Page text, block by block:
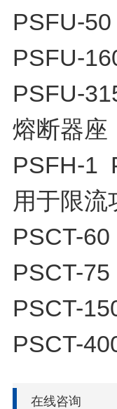
PSFU-
PSFU-
PSFU-
熔断器座
PSFH-1
用于限流
PSCT-
PSCT-
PSCT-
PSCT-
在线咨询